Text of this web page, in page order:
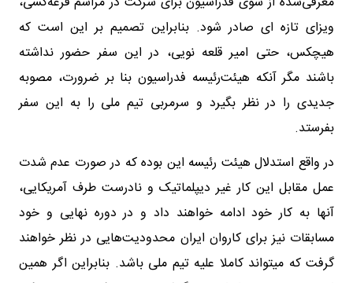
ویزای تازه ای صادر شود. بنابراین تصمیم بر این است که
هیچکس، حتی امیر قلعه نویی، در این سفر حضور نداشته
باشند مگر آنکه هیئت‌رئیسه فدراسیون بنا بر ضرورت، مصوبه
جدیدی را در نظر بگیرد و سرمربی تیم ملی را به این سفر
بفرستد.
در واقع استدلال هیئت رئیسه این بوده که در صورت عدم شدت
عمل مقابل این کار غیر دیپلماتیک و نادرست طرف آمریکایی،
آنها به کار خود ادامه خواهند داد و در دوره نهایی و خود
مسابقات نیز برای کاروان ایران محدودیت‌هایی در نظر خواهند
گرفت که میتواند کاملا علیه تیم ملی باشد. بنابراین اگر همین